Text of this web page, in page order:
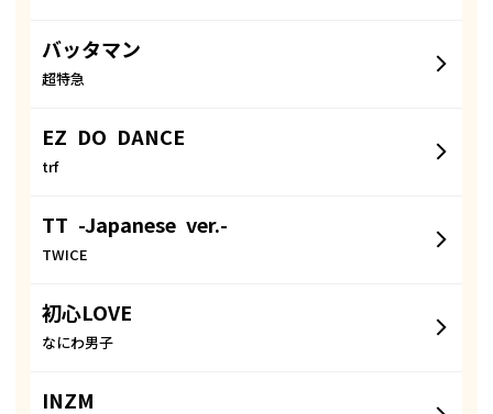
バッタマン
超特急
EZ DO DANCE
trf
TT -Japanese ver.-
TWICE
初心LOVE
なにわ男子
INZM